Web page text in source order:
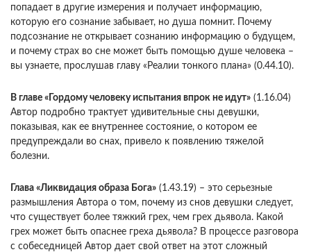
попадает в другие измерения и получает информацию,
которую его сознание забывает, но душа помнит. Почему
подсознание не открывает сознанию информацию о будущем,
и почему страх во сне может быть помощью душе человека –
вы узнаете, прослушав главу «Реалии тонкого плана» (0.44.10).
В главе «Гордому человеку испытания впрок не идут» (1.16.04)
Автор подробно трактует удивительные сны девушки,
показывая, как ее внутреннее состояние, о котором ее
предупреждали во снах, привело к появлению тяжелой
болезни.
Глава «Ликвидация образа Бога» (1.43.19) – это серьезные
размышления Автора о том, почему из снов девушки следует,
что существует более тяжкий грех, чем грех дьявола. Какой
грех может быть опаснее греха дьявола? В процессе разговора
с собеседницей Автор дает свой ответ на этот сложный